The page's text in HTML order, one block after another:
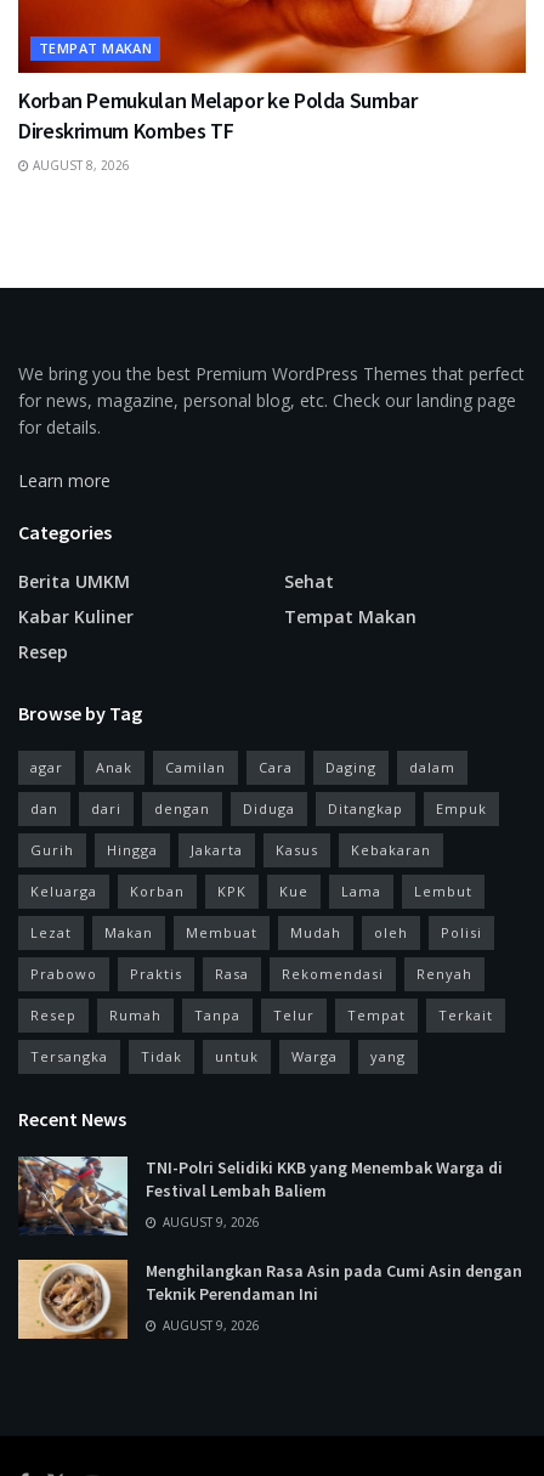
TEMPAT MAKAN
Korban Pemukulan Melapor ke Polda Sumbar
Direskrimum Kombes TF
AUGUST 8, 2026
We bring you the best Premium WordPress Themes that perfect
for news, magazine, personal blog, etc. Check our landing page
for details.
Learn more
Categories
Berita UMKM
Kabar Kuliner
Resep
Sehat
Tempat Makan
Browse by Tag
agar Anak Camilan Cara Daging dalam
dan dari dengan Diduga Ditangkap Empuk
Gurih Hingga Jakarta Kasus Kebakaran
Keluarga Korban KPK Kue Lama Lembut
Lezat Makan Membuat Mudah oleh Polisi
Prabowo Praktis Rasa Rekomendasi Renyah
Resep Rumah Tanpa Telur Tempat Terkait
Tersangka Tidak untuk Warga yang
Recent News
TNI-Polri Selidiki KKB yang Menembak Warga di
Festival Lembah Baliem
AUGUST 9, 2026
Menghilangkan Rasa Asin pada Cumi Asin dengan
Teknik Perendaman Ini
AUGUST 9, 2026